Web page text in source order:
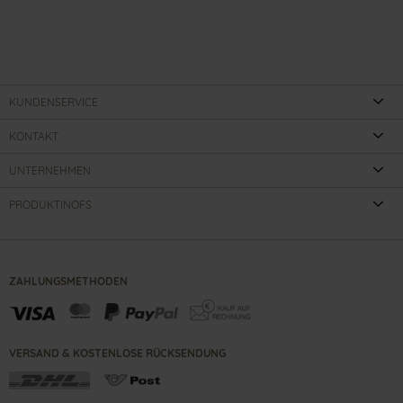
KUNDENSERVICE
KONTAKT
UNTERNEHMEN
PRODUKTINOFS
ZAHLUNGSMETHODEN
VERSAND & KOSTENLOSE RÜCKSENDUNG